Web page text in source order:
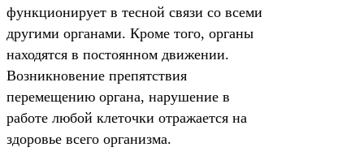
функционирует в тесной связи со всеми
другими органами. Кроме того, органы
находятся в постоянном движении.
Возникновение препятствия
перемещению органа, нарушение в
работе любой клеточки отражается на
здоровье всего организма.